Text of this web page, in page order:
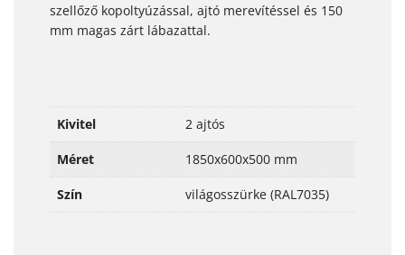
szellőző kopoltyúzással, ajtó merevítéssel és 150
mm magas zárt lábazattal.
Kivitel 2 ajtós
Méret 1850x600x500 mm
Szín világosszürke (RAL7035)